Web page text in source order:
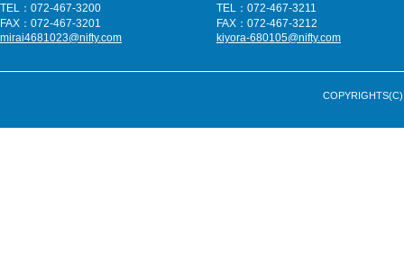
TEL：072-467-3200
FAX：072-467-3201
mirai4681023@nifty.com
TEL：072-467-3211
FAX：072-467-3212
kiyora-680105@nifty.com